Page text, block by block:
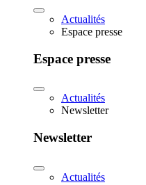
Actualités
Espace presse
Espace presse
Actualités
Newsletter
Newsletter
Actualités